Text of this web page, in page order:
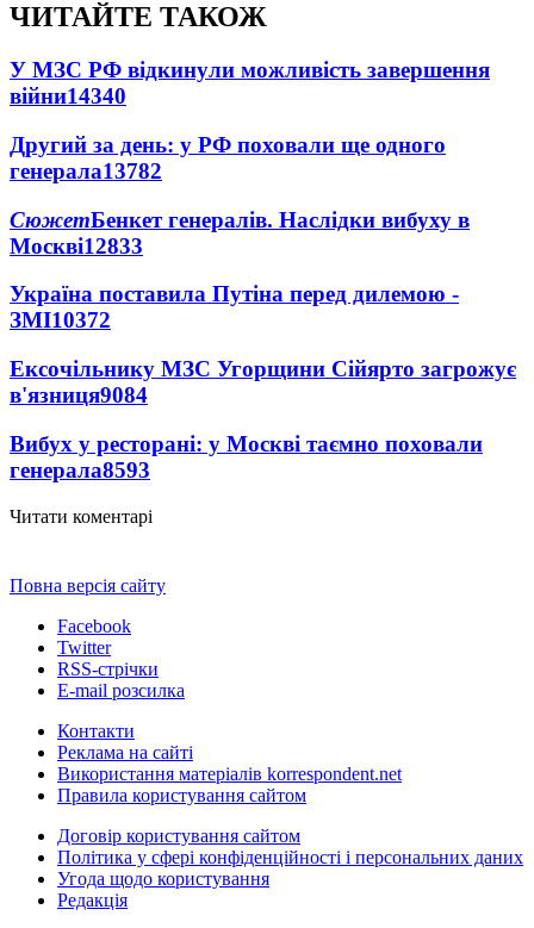
ЧИТАЙТЕ ТАКОЖ
У МЗС РФ відкинули можливість завершення
війни14340
Другий за день: у РФ поховали ще одного
генерала13782
СюжетБенкет генералів. Наслідки вибуху в
Москві12833
Україна поставила Путіна перед дилемою -
ЗМІ10372
Ексочільнику МЗС Угорщини Сійярто загрожує
в'язниця9084
Вибух у ресторані: у Москві таємно поховали
генерала8593
Читати коментарі
Повна версія сайту
Facebook
Twitter
RSS-стрічки
E-mail розсилка
Контакти
Реклама на сайті
Використання матеріалів korrespondent.net
Правила користування сайтом
Договір користування сайтом
Політика у сфері конфіденційності і персональних даних
Угода щодо користування
Редакція